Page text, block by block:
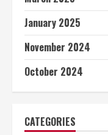
January 2025
November 2024
October 2024
CATEGORIES